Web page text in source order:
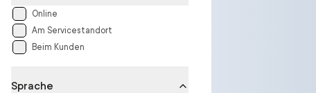
Online
Am Servicestandort
Beim Kunden
Sprache